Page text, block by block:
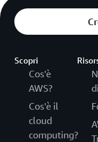
Scopri
Cos'è
AWS?
Cos'è il
cloud
computing?